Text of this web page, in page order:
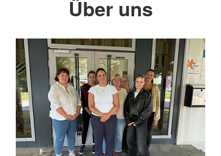
Über uns